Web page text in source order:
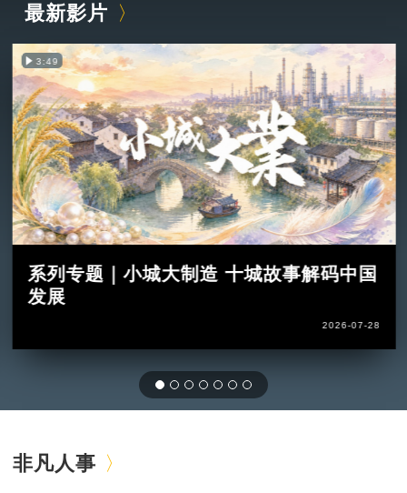
最新影片
3:49
系列专题｜小城大制造 十城故事解码中国
发展
2026-07-28
非凡人事